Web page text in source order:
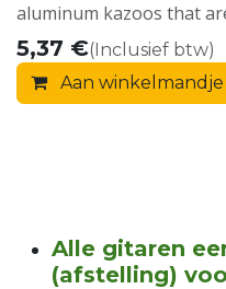
aluminum kazoos that
5,37 €(Inclusief btw)
Aan
Alle gitaren
(afstelling)